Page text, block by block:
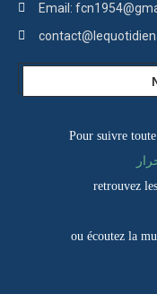
Email:
Pour suivre
retrouvez
ou écoutez la